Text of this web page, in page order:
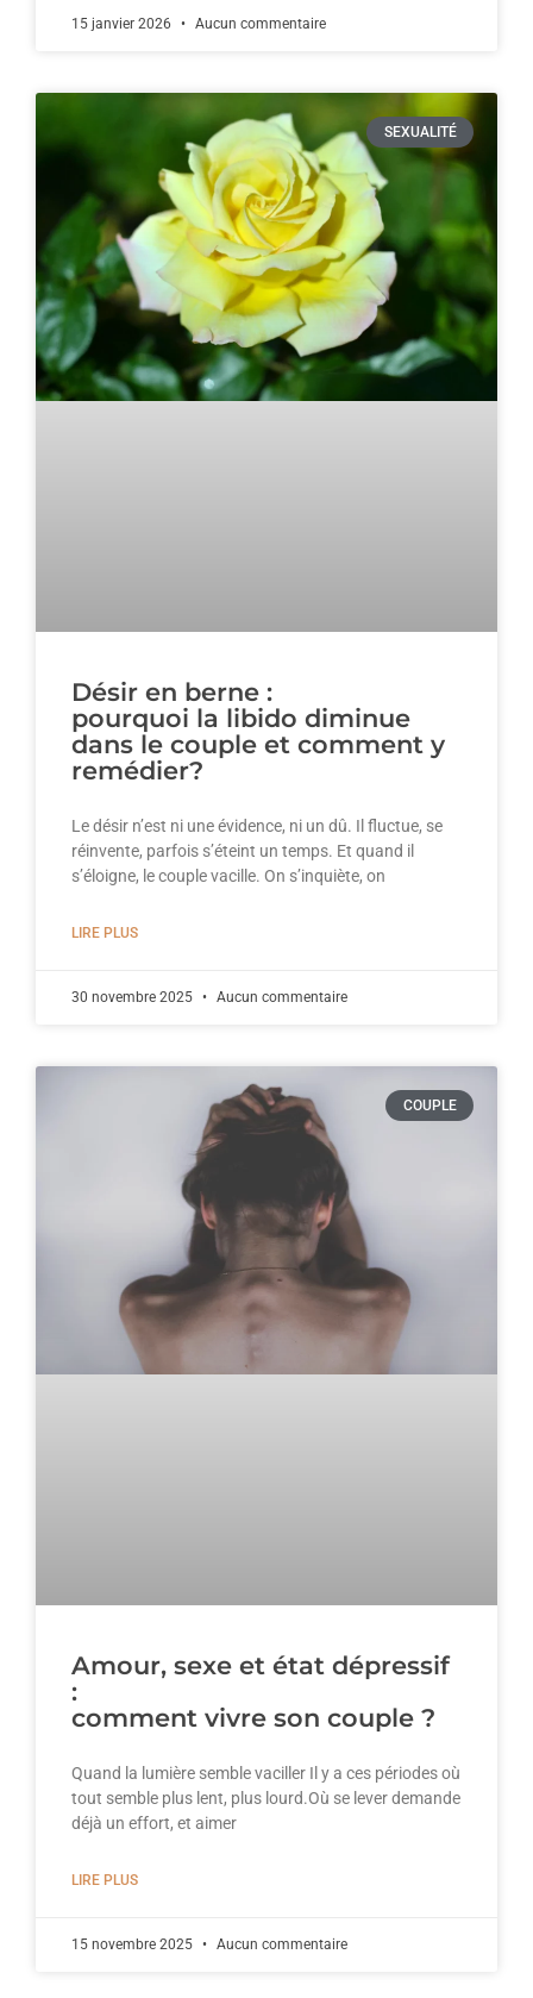
15 janvier 2026 Aucun commentaire
SEXUALITÉ
Désir en berne :
pourquoi la libido diminue
dans le couple et comment y
remédier?
Le désir n’est ni une évidence, ni un dû. Il fluctue, se
réinvente, parfois s’éteint un temps. Et quand il
s’éloigne, le couple vacille. On s’inquiète, on
LIRE PLUS
30 novembre 2025 Aucun commentaire
COUPLE
Amour, sexe et état dépressif
:
comment vivre son couple ?
Quand la lumière semble vaciller Il y a ces périodes où
tout semble plus lent, plus lourd.Où se lever demande
déjà un effort, et aimer
LIRE PLUS
15 novembre 2025 Aucun commentaire